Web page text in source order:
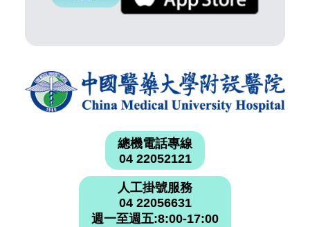
總機電話專線
04 22052121
人工掛號服務
04 22056631
週一至週五:8:00-17:00